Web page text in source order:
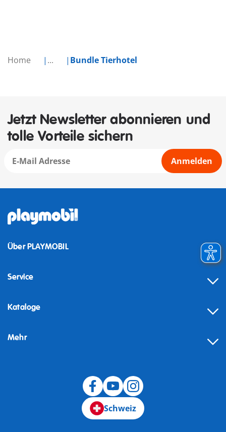
Home ... Bundle Tierhotel
Jetzt Newsletter abonnieren und
tolle Vorteile sichern
Anmelden
Über PLAYMOBIL
Service
Kataloge
Mehr
Schweiz